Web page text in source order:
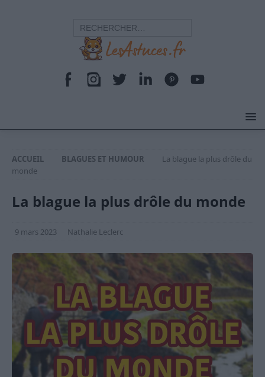
ACCUEIL BLAGUES ET HUMOUR
La blague la plus drôle du
monde
La blague la plus drôle du monde
9 mars 2023 Nathalie Leclerc